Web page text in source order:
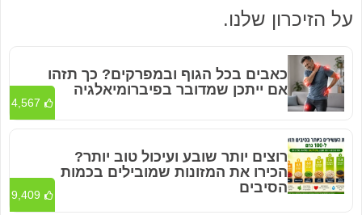
על הזיכרון שלנו.
כאבים בכל הגוף ובמפרקים? כך תזהו
אם ייתכן שמדובר בפיברומיאלגיה
4,567
רוצים יותר שובע ועיכול טוב יותר?
הכירו את המזונות שמובילים בכמות
הסיבים
9,409